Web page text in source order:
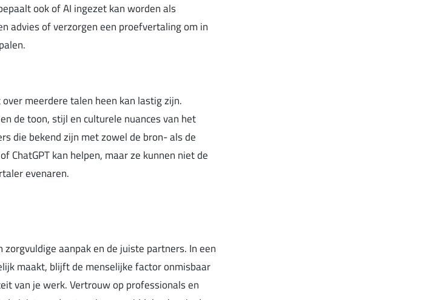
ook of AI ingezet kan worden als
advies of verzorgen een proefvertaling om in
meerdere talen heen kan lastig zijn.
de toon, stijl en culturele nuances van het
die bekend zijn met zowel de bron- als de
ChatGPT kan helpen, maar ze kunnen niet de
evenaren.
aanpak en de juiste partners. In een
maakt, blijft de menselijke factor onmisbaar
van je werk. Vertrouw op professionals en